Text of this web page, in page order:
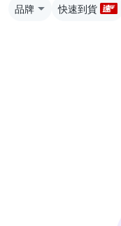
品牌 快速到貨